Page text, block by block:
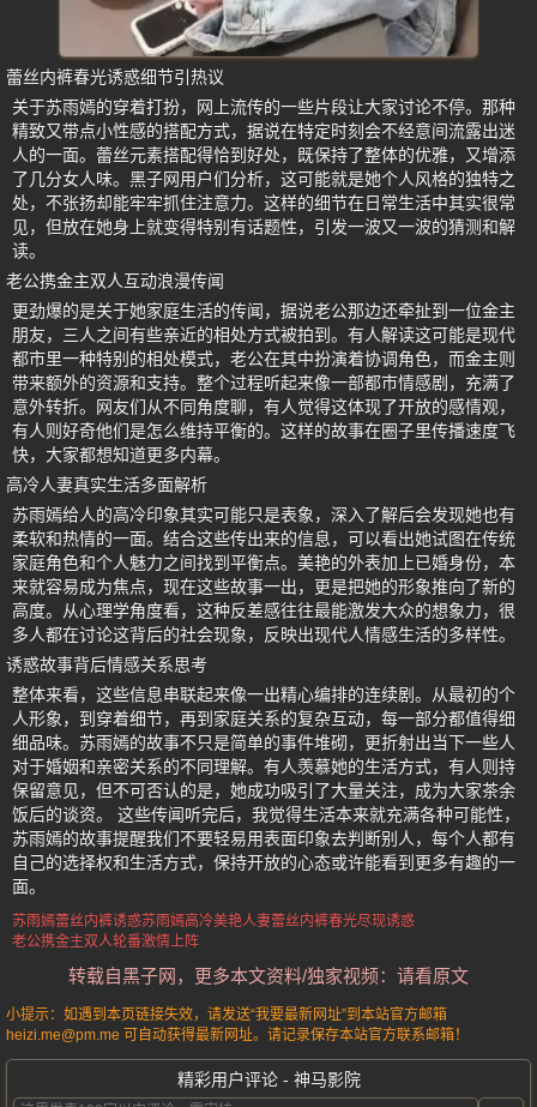
蕾丝内裤春光诱惑细节引热议
关于苏雨嫣的穿着打扮，网上流传的一些片段让大家讨论不停。那种
精致又带点小性感的搭配方式，据说在特定时刻会不经意间流露出迷
人的一面。蕾丝元素搭配得恰到好处，既保持了整体的优雅，又增添
了几分女人味。黑子网用户们分析，这可能就是她个人风格的独特之
处，不张扬却能牢牢抓住注意力。这样的细节在日常生活中其实很常
见，但放在她身上就变得特别有话题性，引发一波又一波的猜测和解
读。
老公携金主双人互动浪漫传闻
更劲爆的是关于她家庭生活的传闻，据说老公那边还牵扯到一位金主
朋友，三人之间有些亲近的相处方式被拍到。有人解读这可能是现代
都市里一种特别的相处模式，老公在其中扮演着协调角色，而金主则
带来额外的资源和支持。整个过程听起来像一部都市情感剧，充满了
意外转折。网友们从不同角度聊，有人觉得这体现了开放的感情观，
有人则好奇他们是怎么维持平衡的。这样的故事在圈子里传播速度飞
快，大家都想知道更多内幕。
高冷人妻真实生活多面解析
苏雨嫣给人的高冷印象其实可能只是表象，深入了解后会发现她也有
柔软和热情的一面。结合这些传出来的信息，可以看出她试图在传统
家庭角色和个人魅力之间找到平衡点。美艳的外表加上已婚身份，本
来就容易成为焦点，现在这些故事一出，更是把她的形象推向了新的
高度。从心理学角度看，这种反差感往往最能激发大众的想象力，很
多人都在讨论这背后的社会现象，反映出现代人情感生活的多样性。
诱惑故事背后情感关系思考
整体来看，这些信息串联起来像一出精心编排的连续剧。从最初的个
人形象，到穿着细节，再到家庭关系的复杂互动，每一部分都值得细
细品味。苏雨嫣的故事不只是简单的事件堆砌，更折射出当下一些人
对于婚姻和亲密关系的不同理解。有人羡慕她的生活方式，有人则持
保留意见，但不可否认的是，她成功吸引了大量关注，成为大家茶余
饭后的谈资。 这些传闻听完后，我觉得生活本来就充满各种可能性，
苏雨嫣的故事提醒我们不要轻易用表面印象去判断别人，每个人都有
自己的选择权和生活方式，保持开放的心态或许能看到更多有趣的一
面。
苏雨嫣蕾丝内裤诱惑苏雨嫣高冷美艳人妻蕾丝内裤春光尽现诱惑
老公携金主双人轮番激情上阵
转载自黑子网，更多本文资料/独家视频：请看原文
小提示：如遇到本页链接失效，请发送“我要最新网址”到本站官方邮箱
heizi.me@pm.me 可自动获得最新网址。请记录保存本站官方联系邮箱！
精彩用户评论 - 神马影院